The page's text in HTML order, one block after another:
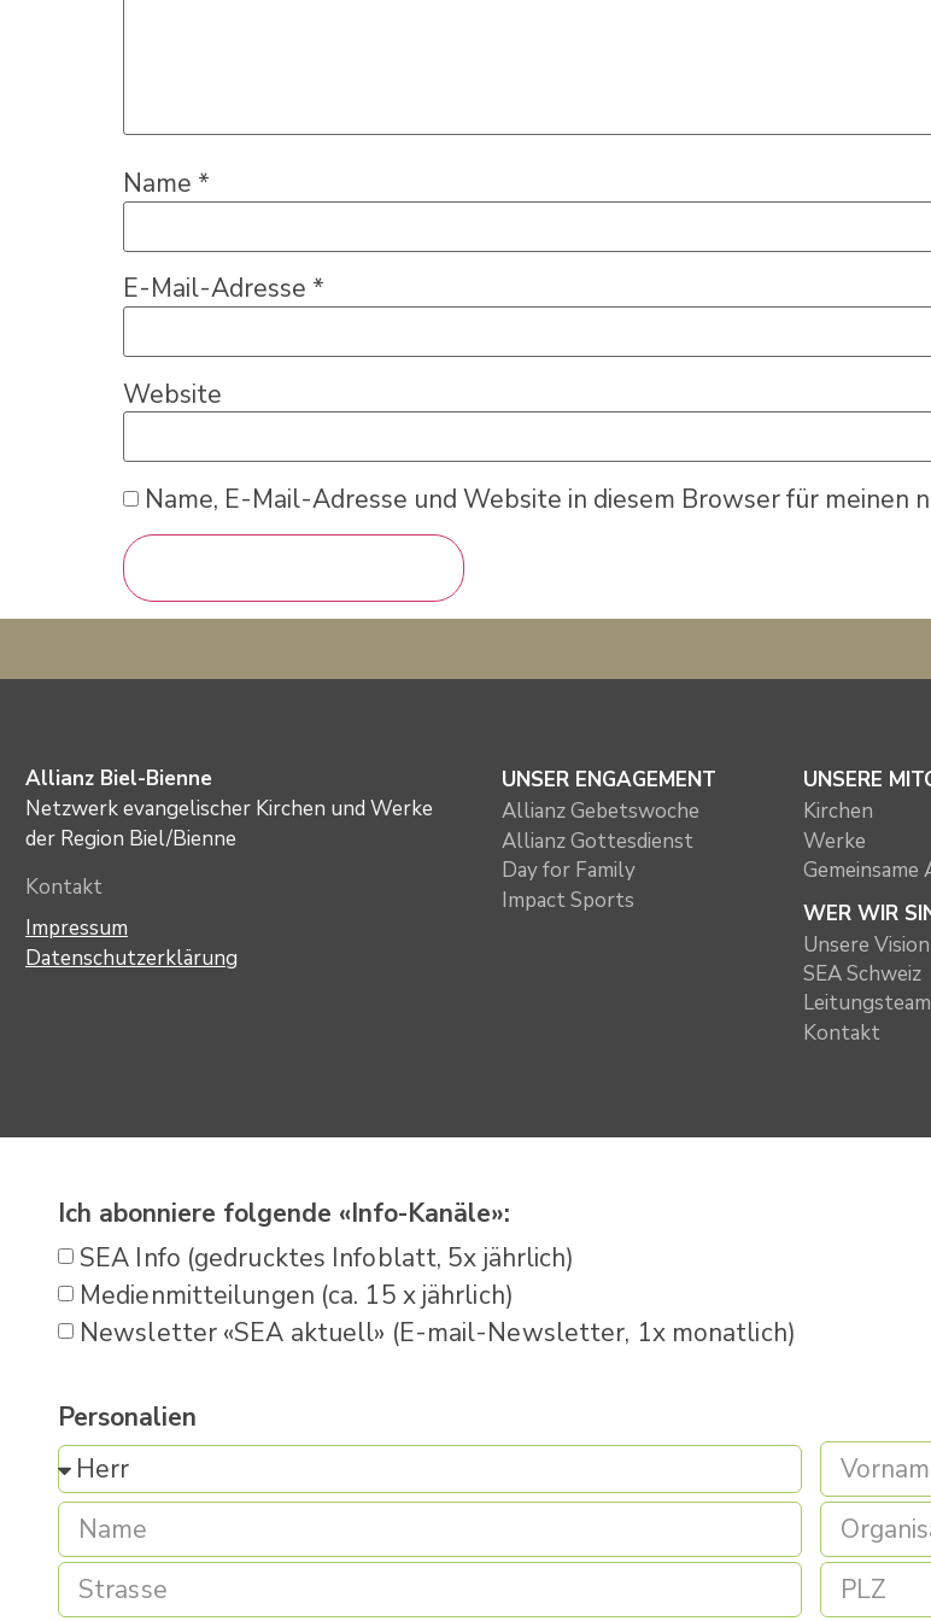
Name *
E-Mail-Adresse *
Website
Name, E-Mail-Adresse und Website in diesem Browser für meinen
Allianz Biel-Bienne
Netzwerk evangelischer Kirchen und Werke
der Region Biel/Bienne
Kontakt
Impressum
Datenschutzerklärung
UNSER ENGAGEMENT
Allianz Gebetswoche
Allianz Gottesdienst
Day for Family
Impact Sports
UNSERE
Kirchen
Werke
Gemeinsame
WER WIR
Unsere Vision
SEA Schweiz
Leitungsteam
Kontakt
Ich abonniere folgende «Info-Kanäle»:
SEA Info (gedrucktes Infoblatt, 5x jährlich)
Medienmitteilungen (ca. 15 x jährlich)
Newsletter «SEA aktuell» (E-mail-Newsletter, 1x monatlich)
Personalien